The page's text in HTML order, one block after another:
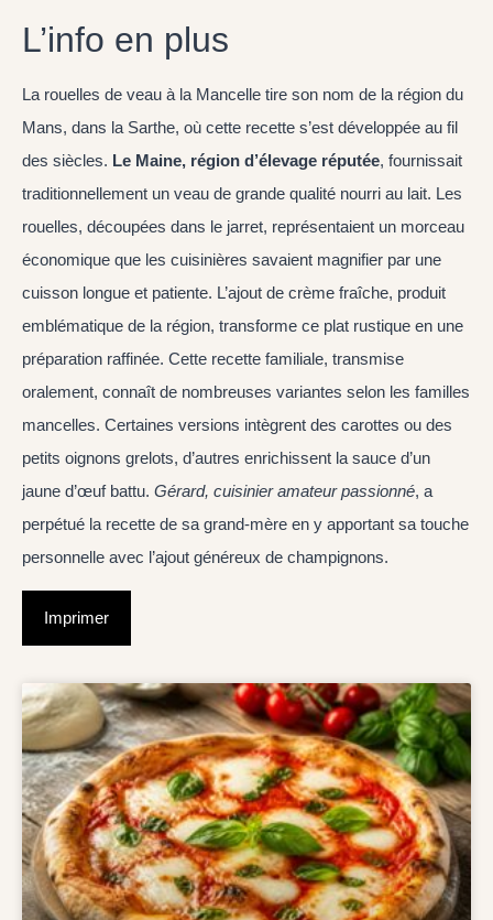
L’info en plus
La rouelles de veau à la Mancelle tire son nom de la région du
Mans, dans la Sarthe, où cette recette s’est développée au fil
des siècles. Le Maine, région d’élevage réputée, fournissait
traditionnellement un veau de grande qualité nourri au lait. Les
rouelles, découpées dans le jarret, représentaient un morceau
économique que les cuisinières savaient magnifier par une
cuisson longue et patiente. L’ajout de crème fraîche, produit
emblématique de la région, transforme ce plat rustique en une
préparation raffinée. Cette recette familiale, transmise
oralement, connaît de nombreuses variantes selon les familles
mancelles. Certaines versions intègrent des carottes ou des
petits oignons grelots, d’autres enrichissent la sauce d’un
jaune d’œuf battu. Gérard, cuisinier amateur passionné, a
perpétué la recette de sa grand-mère en y apportant sa touche
personnelle avec l’ajout généreux de champignons.
Imprimer